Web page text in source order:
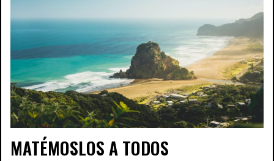
MATÉMOSLOS A TODOS